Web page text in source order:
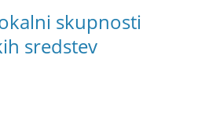
skupnosti
sredstev